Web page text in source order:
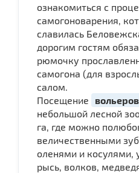
ознакомиться с
самогоноварения,
славилась
дорогим гостям
рюмочку
самогона (для
салом.
Посещение
небольшой лесной
га, где можно
величественными
оленями и косулями,
рысь, волков,